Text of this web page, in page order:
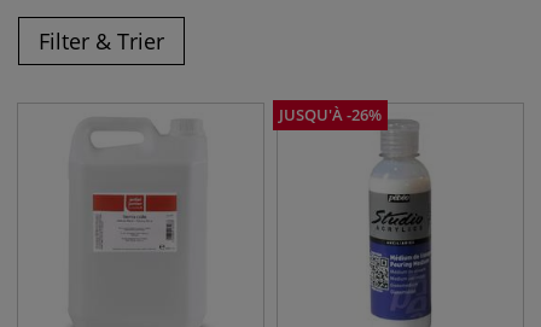
Filter & Trier
JUSQU'À-26%